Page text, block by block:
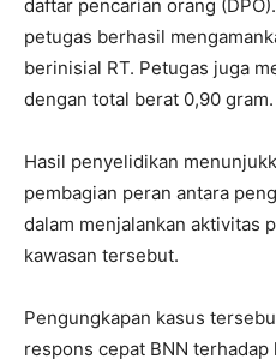
daftar pencarian orang
petugas berhasil
berinisial RT. Petugas juga
dengan total berat 0,90 gram.
Hasil penyelidikan
pembagian peran antara
dalam menjalankan aktivitas
kawasan tersebut.
Pengungkapan kasus
respons cepat BNN terhadap